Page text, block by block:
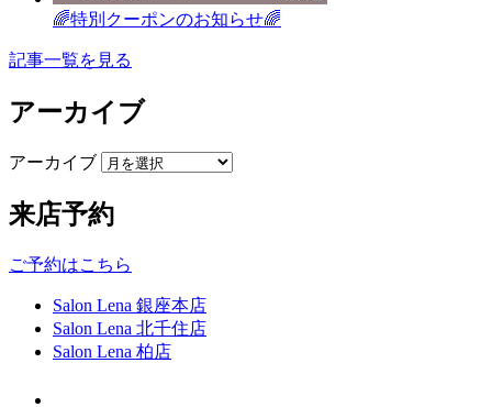
🌈特別クーポンのお知らせ🌈
記事一覧を見る
アーカイブ
アーカイブ
来店予約
ご予約はこちら
Salon Lena 銀座本店
Salon Lena 北千住店
Salon Lena 柏店